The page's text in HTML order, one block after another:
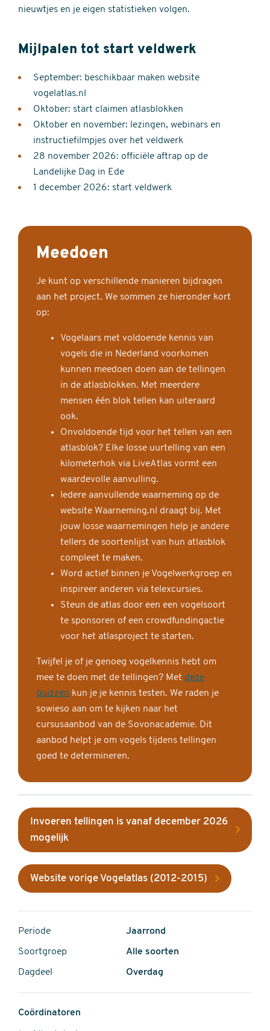
nieuwtjes en je eigen statistieken volgen.
Mijlpalen tot start veldwerk
September: beschikbaar maken website
vogelatlas.nl
Oktober: start claimen atlasblokken
Oktober en november: lezingen, webinars en
instructiefilmpjes over het veldwerk
28 november 2026: officiële aftrap op de
Landelijke Dag in Ede
1 december 2026: start veldwerk
Meedoen
Je kunt op verschillende manieren bijdragen
aan het project. We sommen ze hieronder kort
op:
Vogelaars met voldoende kennis van
vogels die in Nederland voorkomen
kunnen meedoen doen aan de tellingen
in de atlasblokken. Met meerdere
mensen één blok tellen kan uiteraard
ook.
Onvoldoende tijd voor het tellen van een
atlasblok? Elke losse uurtelling van een
kilometerhok via LiveAtlas vormt een
waardevolle aanvulling.
Iedere aanvullende waarneming op de
website Waarneming.nl draagt bij. Met
jouw losse waarnemingen help je andere
tellers de soortenlijst van hun atlasblok
compleet te maken.
Word actief binnen je Vogelwerkgroep en
inspireer anderen via telexcursies.
Steun de atlas door een een vogelsoort
te sponsoren of een crowdfundingactie
voor het atlasproject te starten.
Twijfel je of je genoeg vogelkennis hebt om
mee te doen met de tellingen? Met deze
quizzen kun je je kennis testen. We raden je
sowieso aan om te kijken naar het
cursusaanbod van de Sovonacademie. Dit
aanbod helpt je om vogels tijdens tellingen
goed te determineren.
Invoeren tellingen is vanaf december 2026
mogelijk
Website vorige Vogelatlas (2012-2015)
Periode Jaarrond
Soortgroep Alle soorten
Dagdeel Overdag
Coördinatoren